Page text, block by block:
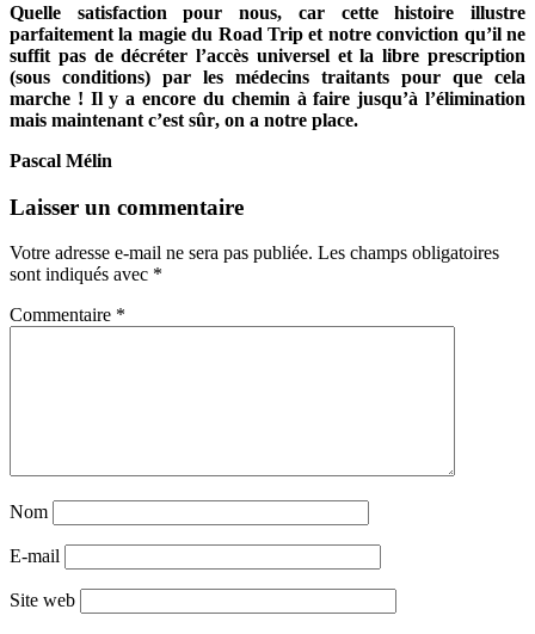
Quelle satisfaction pour nous, car cette histoire illustre
parfaitement la magie du Road Trip et notre conviction qu’il ne
suffit pas de décréter l’accès universel et la libre prescription
(sous conditions) par les médecins traitants pour que cela
marche ! Il y a encore du chemin à faire jusqu’àl’élimination
mais maintenant c’est sûr, on a notre place.
Pascal Mélin
Laisser un commentaire
Votre adresse e-mail ne sera pas publiée. Les champs obligatoires
sont indiqués avec *
Commentaire *
Nom
E-mail
Site web